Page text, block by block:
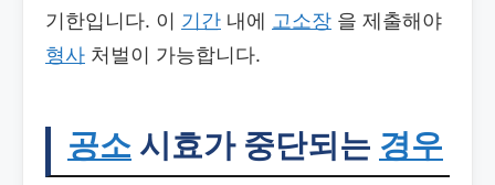
기한입니다. 이 기간 내에 고소장 을 제출해야
형사 처벌이 가능합니다.
공소 시효가 중단되는 경우